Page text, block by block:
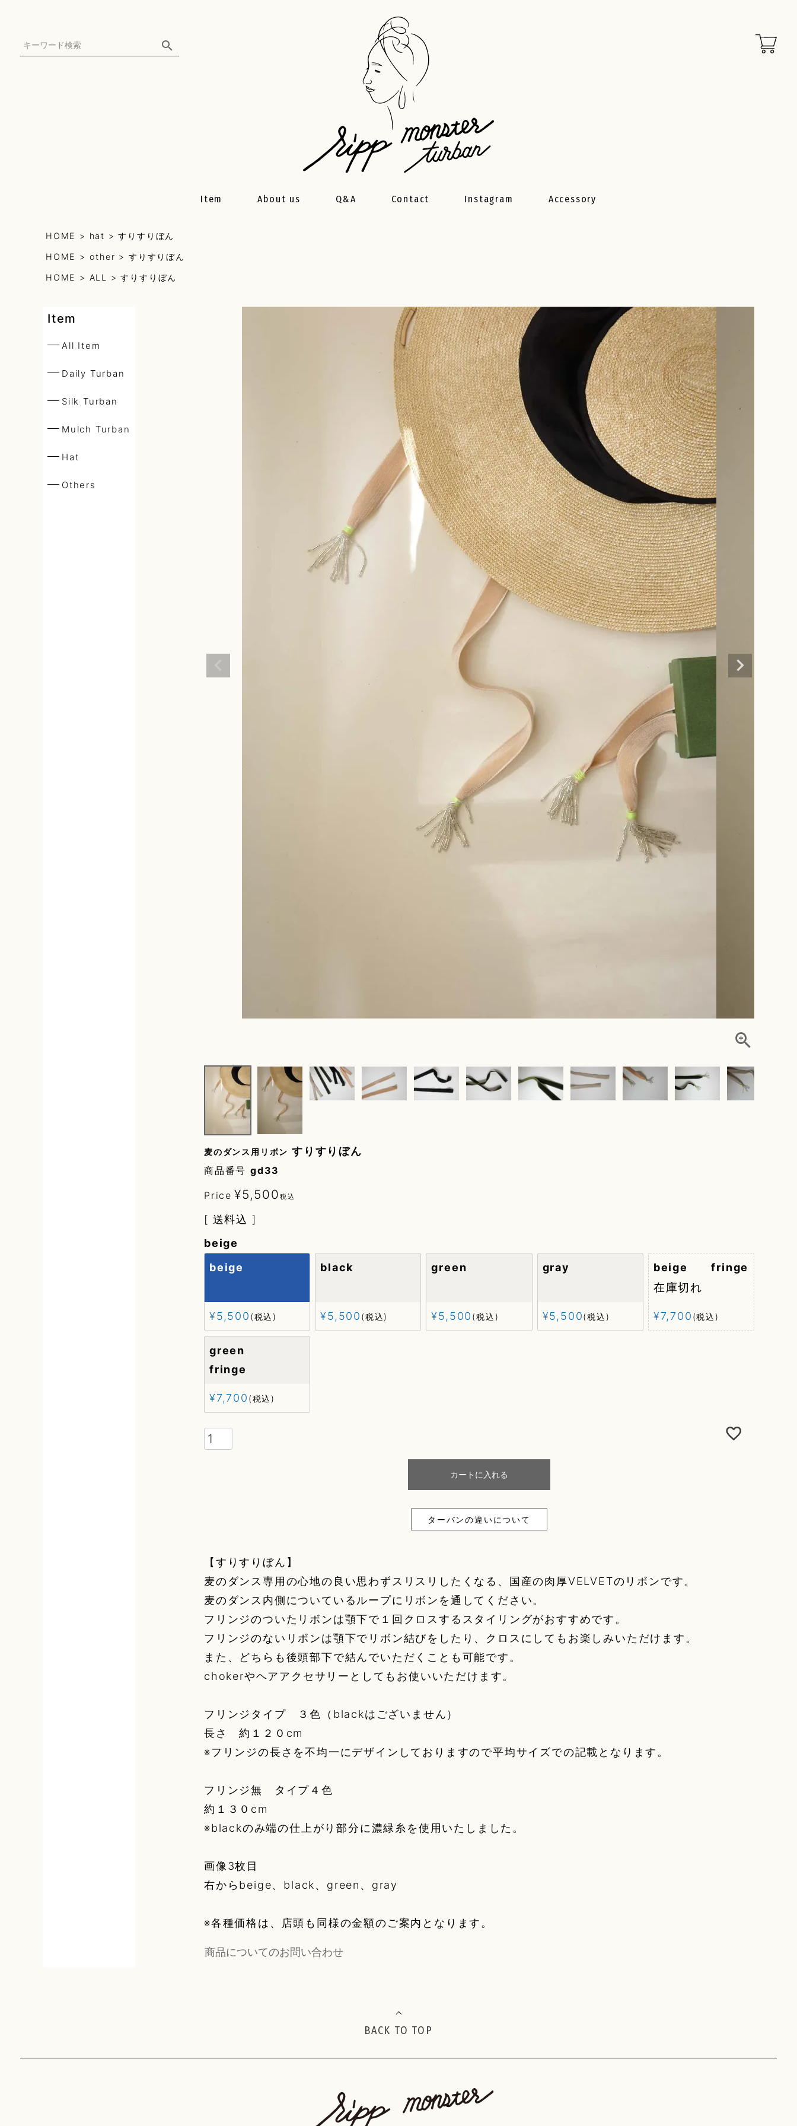
Item About us Q&A Contact Instagram Accessory
HOME hat すりすりぼん
HOME other すりすりぼん
HOME ALL すりすりぼん
Item
All Item
Daily Turban
Silk Turban
Mulch Turban
Hat
Others
麦のダンス用リボン すりすりぼん
商品番号 gd33
Price ¥5,500 税込
送料込
beige
beige
¥5,500 税込
black
¥5,500 税込
green
¥5,500 税込
gray
¥5,500 税込
beige fringe
在庫切れ
¥7,700 税込
green
fringe
¥7,700 税込
カートに入れる
ターバンの違いについて
【すりすりぼん】
麦のダンス専用の心地の良い思わずスリスリしたくなる、国産の肉厚VELVETのリボンです。
麦のダンス内側についているループにリボンを通してください。
フリンジのついたリボンは顎下で１回クロスするスタイリングがおすすめです。
フリンジのないリボンは顎下でリボン結びをしたり、クロスにしてもお楽しみいただけます。
また、どちらも後頭部下で結んでいただくことも可能です。
chokerやヘアアクセサリーとしてもお使いいただけます。
フリンジタイプ ３色（blackはございません）
長さ 約１２０cm
※フリンジの長さを不均一にデザインしておりますので平均サイズでの記載となります。
フリンジ無 タイプ４色
約１３０cm
※blackのみ端の仕上がり部分に濃緑糸を使用いたしました。
画像3枚目
右からbeige、black、green、gray
※各種価格は、店頭も同様の金額のご案内となります。
商品についてのお問い合わせ
BACK TO TOP